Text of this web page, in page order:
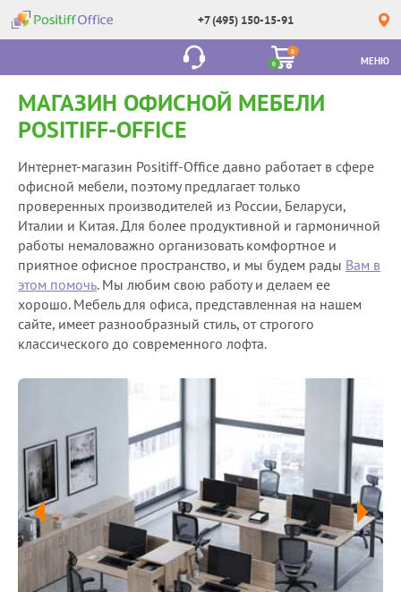
+7 (495) 150-15-91
0
0
МЕНЮ
МАГАЗИН ОФИСНОЙ МЕБЕЛИ
POSITIFF-OFFICE
Интернет-магазин Positiff-Office давно работает в сфере
офисной мебели, поэтому предлагает только
проверенных производителей из России, Беларуси,
Италии и Китая. Для более продуктивной и гармоничной
работы немаловажно организовать комфортное и
приятное офисное пространство, и мы будем рады Вам в
этом помочь. Мы любим свою работу и делаем ее
хорошо. Мебель для офиса, представленная на нашем
сайте, имеет разнообразный стиль, от строгого
классического до современного лофта.